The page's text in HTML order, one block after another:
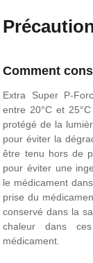
Comment
Extra Super P-
entre 20°C et
protégé de la
pour éviter la
être tenu hors de
pour éviter une
le médicament
prise du
conservé dans la
chaleur dans
médicament.